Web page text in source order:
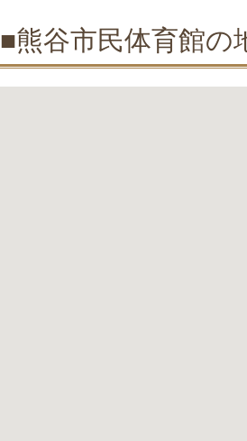
■熊谷市民体育館の